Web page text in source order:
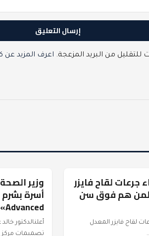
من البريد المزعجة. اعرف المزيد عن
لقاح فايزر
لمن هم فوق سن
لقاح فايزر المعدل
سياسة محلية
وزير
Advanced» الدولية للمباني الخضراء
أعلنالدكتور
تصميمات مركز